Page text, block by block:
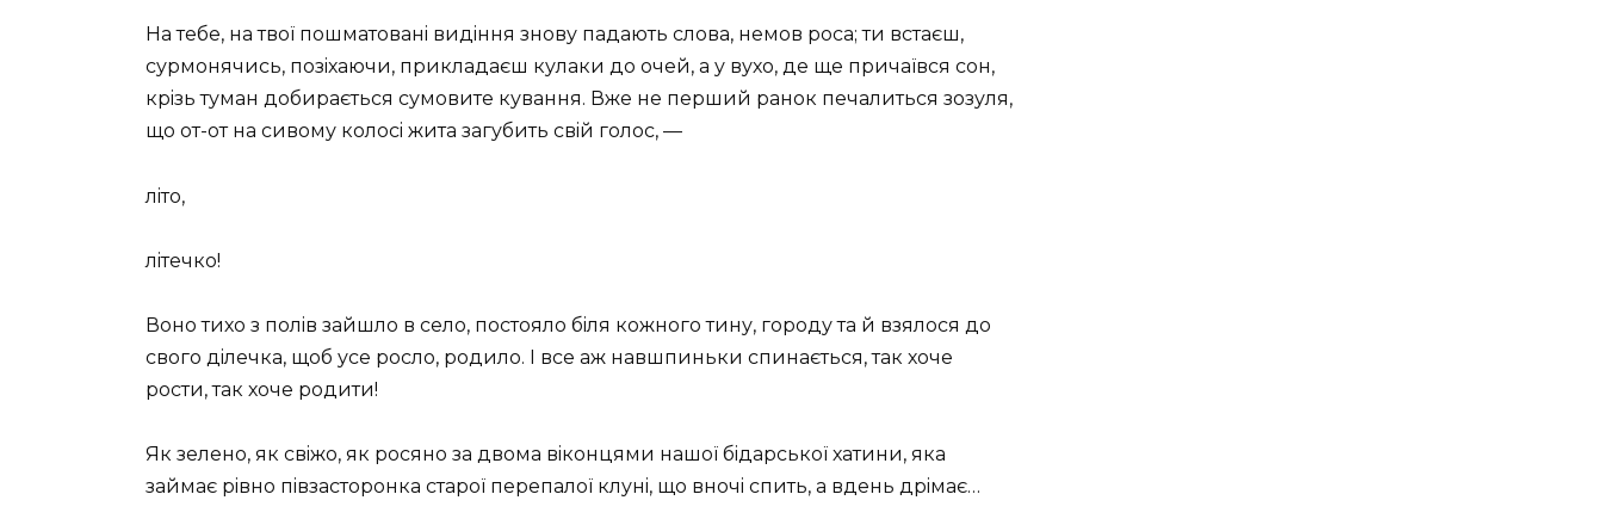
На тебе, на твої пошматованi видiння знову падають слова, немов роса; ти встаєш,
сурмонячись, позiхаючи, прикладаєш кулаки до очей, а у вухо, де ще причаївся сон,
крiзь туман добирається сумовите кування. Вже не перший ранок печалиться зозуля,
що от-от на сивому колосi жита загубить свiй голос, —
лiто,
лiтечко!
Воно тихо з полiв зайшло в село, постояло бiля кожного тину, городу та й взялося до
свого дiлечка, щоб усе росло, родило. I все аж навшпиньки спинається, так хоче
рости, так хоче родити!
Як зелено, як свiжо, як росяно за двома вiконцями нашої бiдарської хатини, яка
займає рiвно пiвзасторонка старої перепалої клунi, що вночi спить, а вдень дрiмає…